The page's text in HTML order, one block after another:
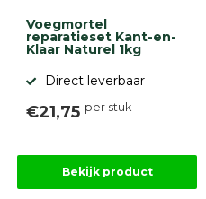
Voegmortel
reparatieset Kant-en-
Klaar Naturel 1kg
Direct leverbaar
€21,75 per stuk
Bekijk product